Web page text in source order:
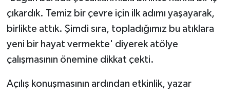
çıkardık. Temiz bir çevre için ilk adımı yaşayarak,
birlikte attık. Şimdi sıra, topladığımız bu atıklara
yeni bir hayat vermekte' diyerek atölye
çalışmasının önemine dikkat çekti.
Açılış konuşmasının ardından etkinlik, yazar